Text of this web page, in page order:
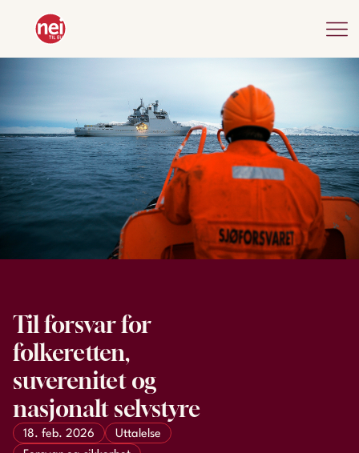
Til forsvar for
folkeretten,
suverenitet og
nasjonalt selvstyre
18. feb. 2026
Uttalelse